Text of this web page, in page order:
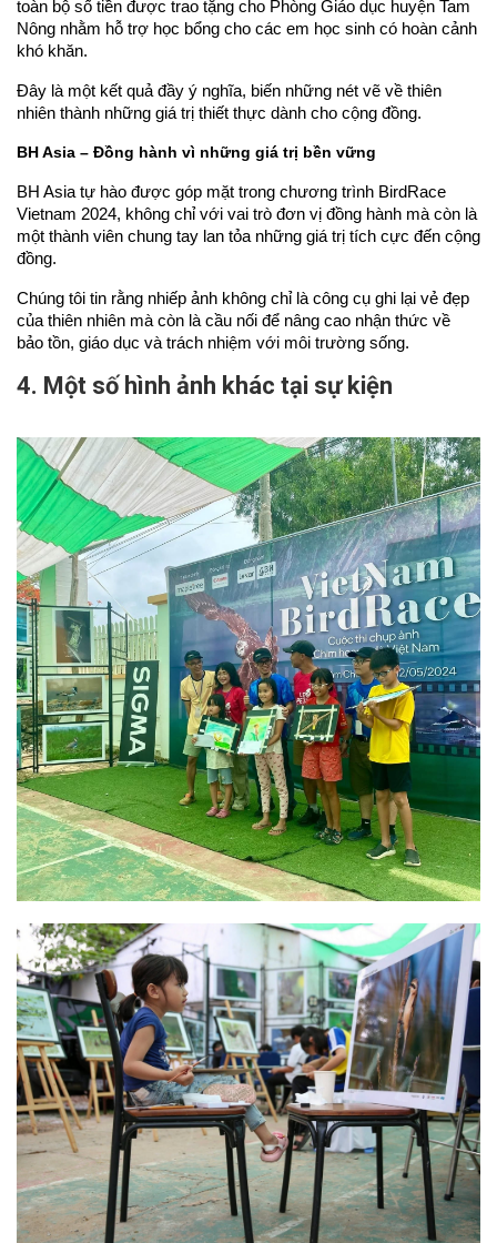
toàn bộ số tiền được trao tặng cho Phòng Giáo dục huyện Tam
Nông nhằm hỗ trợ học bổng cho các em học sinh có hoàn cảnh
khó khăn.
Đây là một kết quả đầy ý nghĩa, biến những nét vẽ về thiên
nhiên thành những giá trị thiết thực dành cho cộng đồng.
BH Asia – Đồng hành vì những giá trị bền vững
BH Asia tự hào được góp mặt trong chương trình BirdRace
Vietnam 2024, không chỉ với vai trò đơn vị đồng hành mà còn là
một thành viên chung tay lan tỏa những giá trị tích cực đến cộng
đồng.
Chúng tôi tin rằng nhiếp ảnh không chỉ là công cụ ghi lại vẻ đẹp
của thiên nhiên mà còn là cầu nối để nâng cao nhận thức về
bảo tồn, giáo dục và trách nhiệm với môi trường sống.
4. Một số hình ảnh khác tại sự kiện